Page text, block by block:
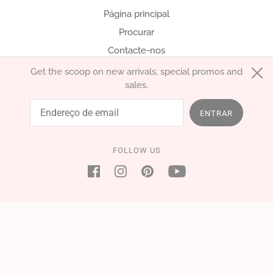
Página principal
Procurar
Contacte-nos
Get the scoop on new arrivals, special promos and
sales.
ENTRAR
FOLLOW US